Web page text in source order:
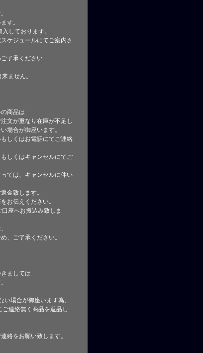
す。
しております。
ケジュールにてご案内さ
了承ください
ません。
商品は
文が重なり在庫が不足し
場合が御座います。
しくはお電話にてご連絡
しくはキャンセルにてご
ては、キャンセルに伴い
金致します。
お伝えください。
座へお振込み致しま
、ご了承ください。
ましては
場合が御座います為、
連絡無く商品を返品し
絡をお願い致します。